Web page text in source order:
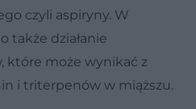
czyli aspiryny. W
także działanie
które może wynikać z
i triterpenów w miąższu.